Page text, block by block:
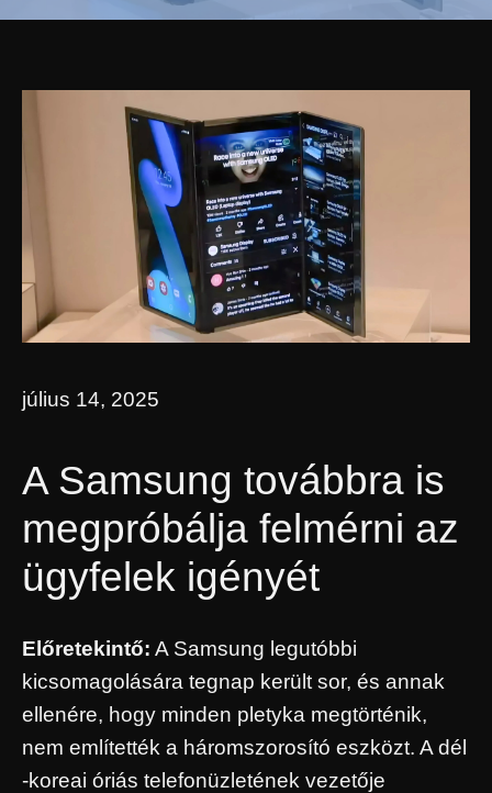
július 14, 2025
A Samsung továbbra is
megpróbálja felmérni az
ügyfelek igényét
Előretekintő: A Samsung legutóbbi
kicsomagolására tegnap került sor, és annak
ellenére, hogy minden pletyka megtörténik,
nem említették a háromszorosító eszközt. A dél
-koreai óriás telefonüzletének vezetője